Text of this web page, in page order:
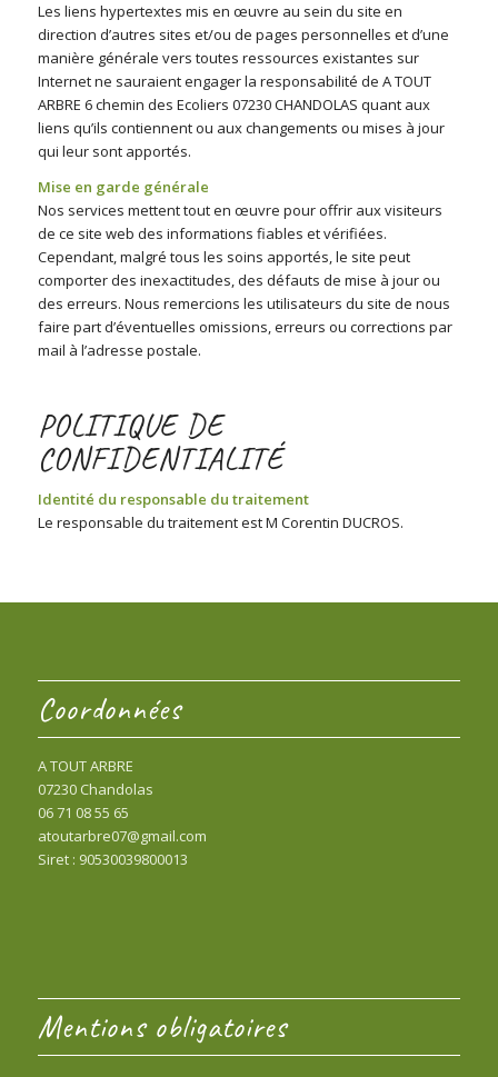
Les liens hypertextes mis en œuvre au sein du site en
direction d’autres sites et/ou de pages personnelles et d’une
manière générale vers toutes ressources existantes sur
Internet ne sauraient engager la responsabilité de A TOUT
ARBRE 6 chemin des Ecoliers 07230 CHANDOLAS quant aux
liens qu’ils contiennent ou aux changements ou mises à jour
qui leur sont apportés.
Mise en garde générale
Nos services mettent tout en œuvre pour offrir aux visiteurs
de ce site web des informations fiables et vérifiées.
Cependant, malgré tous les soins apportés, le site peut
comporter des inexactitudes, des défauts de mise à jour ou
des erreurs. Nous remercions les utilisateurs du site de nous
faire part d’éventuelles omissions, erreurs ou corrections par
mail à l’adresse postale.
POLITIQUE DE
CONFIDENTIALITÉ
Identité du responsable du traitement
Le responsable du traitement est M Corentin DUCROS.
Coordonnées
A TOUT ARBRE
07230 Chandolas
06 71 08 55 65
atoutarbre07@gmail.com
Siret : 90530039800013
Mentions obligatoires